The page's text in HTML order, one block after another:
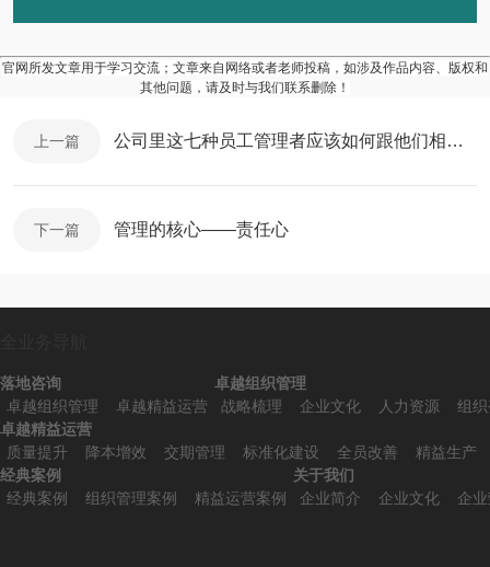
官网所发文章用于学习交流；文章来自网络或者老师投稿，如涉及作品内容、版权和
其他问题，请及时与我们联系删除！
上一篇 公司里这七种员工管理者应该如何跟他们相处？
下一篇 管理的核心——责任心
落地咨询
卓越组织管理
卓越精益运营
卓越组织管理
战略梳理
企业文化 人力资源
组
卓越精益运营
质量提升
降本增效 交期管理 标准化建设 全员改善
精益生产
经典案例
经典案例
组织管理案例 精益运营案例
关于我们
企业简介
企业文化 企